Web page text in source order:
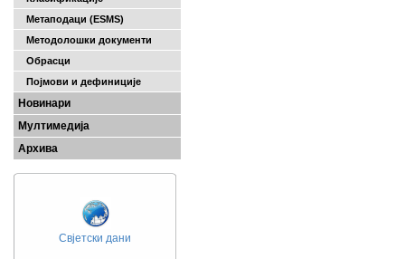
Метаподаци (ESMS)
Методолошки документи
Обрасци
Појмови и дефиниције
Новинари
Мултимедија
Архива
Свјетски дани